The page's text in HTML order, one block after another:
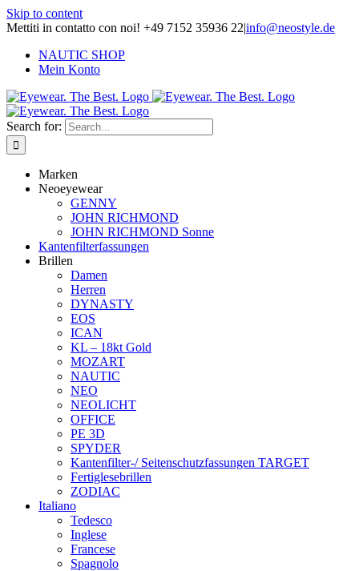
Skip to content
Mettiti in contatto con noi! +49 7152 35936 22|info@neostyle.de
NAUTIC SHOP
Mein Konto
Search for:
Marken
Neoeyewear
GENNY
JOHN RICHMOND
JOHN RICHMOND Sonne
Kantenfilterfassungen
Brillen
Damen
Herren
DYNASTY
EOS
ICAN
KL – 18kt Gold
MOZART
NAUTIC
NEO
NEOLICHT
OFFICE
PE 3D
SPYDER
Kantenfilter-/ Seitenschutzfassungen TARGET
Fertiglesebrillen
ZODIAC
Italiano
Tedesco
Inglese
Francese
Spagnolo